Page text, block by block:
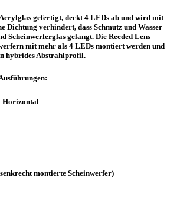
Acrylglas gefertigt, deckt 4 LEDs ab und wird mit
Dichtung verhindert, dass Schmutz und Wasser
Scheinwerferglas gelangt. Die Reeded Lens
mit mehr als 4 LEDs montiert werden und
hybrides Abstrahlprofil.
Horizontal
montierte Scheinwerfer)